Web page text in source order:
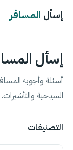
إسأل المسافر
إسأل
أسئلة وأجوبة
السياحية والتأشيرات.
التصنيفات